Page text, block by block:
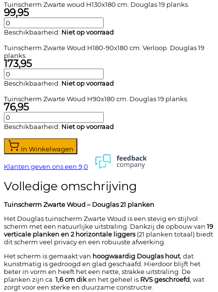
Tuinscherm Zwarte woud H130x180 cm. Douglas 19 planks.
99,95
Beschikbaarheid: Niet op voorraad
Tuinscherm Zwarte Woud H180-90x180 cm. Verloop. Douglas 19
planks.
173,95
Beschikbaarheid: Niet op voorraad
Tuinscherm Zwarte Woud H90x180 cm. Douglas 19 planks.
76,95
Beschikbaarheid: Niet op voorraad
In Winkelwagen
Klanten geven ons een 9,0
Volledige omschrijving
Tuinscherm Zwarte Woud – Douglas 21 planken
Het Douglas tuinscherm Zwarte Woud is een stevig en stijlvol
scherm met een natuurlijke uitstraling. Dankzij de opbouw van 19
verticale planken en 2 horizontale liggers(21 planken totaal) biedt
dit scherm veel privacy en een robuuste afwerking.
Het scherm is gemaakt van hoogwaardig Douglas hout, dat
kunstmatig is gedroogd en glad geschaafd. Hierdoor blijft het
beter in vorm en heeft het een nette, strakke uitstraling. De
planken zijn ca. 1,6 cm diken het geheel is RVS geschroefd, wat
zorgt voor een sterke en duurzame constructie.